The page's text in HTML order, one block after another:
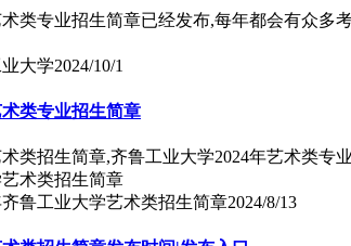
类专业招生简章已经发布,每年都会有众多
大学2024/10/1
类专业招生简章
类招生简章,齐鲁工业大学2024年艺术类专
齐鲁工业大学艺术类招生简章2024/8/13